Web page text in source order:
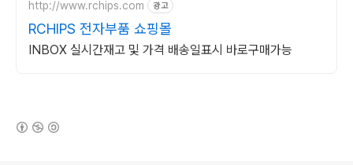
http://www.rchips.com 광고
RCHIPS 전자부품 쇼핑몰
INBOX 실시간재고 및 가격 배송일표시 바로구매가능